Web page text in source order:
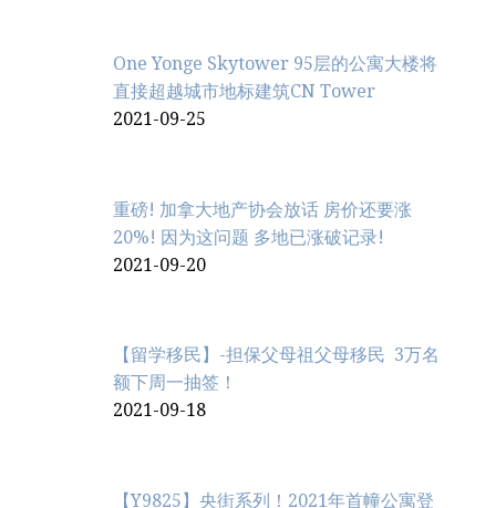
One Yonge Skytower 95层的公寓大楼将
直接超越城市地标建筑CN Tower
2021-09-25
重磅! 加拿大地产协会放话 房价还要涨
20%! 因为这问题 多地已涨破记录!
2021-09-20
【留学移民】-担保父母祖父母移民 3万名
额下周一抽签！
2021-09-18
【Y9825】央街系列！2021年首幢公寓登